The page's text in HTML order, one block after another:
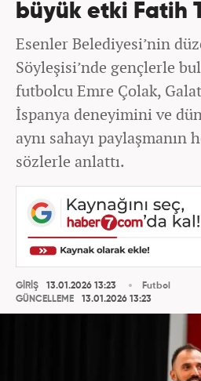
büyük etki Fatih
Esenler Belediyesi’nin
Söyleşisi’nde gençlerle
futbolcu Emre Çolak,
İspanya deneyimini ve
aynı sahayı paylaşmanın
sözlerle anlattı.
GİRİŞ
13.01.2026 13:23
GÜNCELLEME
13.01.2026 13:23
Futbol